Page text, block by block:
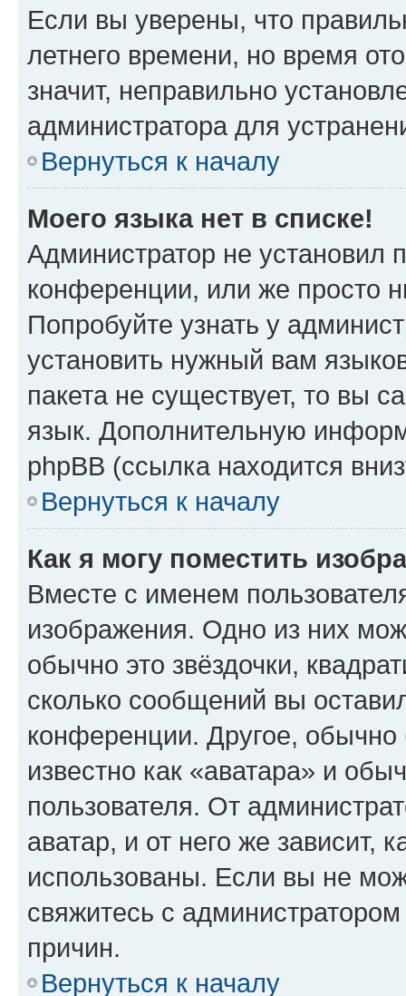
Если вы уверены, что
летнего времени, но время
значит, неправильно
администратора для
Вернуться к началу
Моего языка нет в списке!
Администратор не установил
конференции, или же просто
Попробуйте узнать у
установить нужный вам
пакета не существует, то вы
язык. Дополнительную
phpBB (ссылка находится
Вернуться к началу
Как я могу поместить
Вместе с именем
изображения. Одно из них
обычно это звёздочки,
сколько сообщений вы
конференции. Другое,
известно как «аватара» и
пользователя. От
аватар, и от него же зависит,
использованы. Если вы не
свяжитесь с
причин.
Вернуться к началу